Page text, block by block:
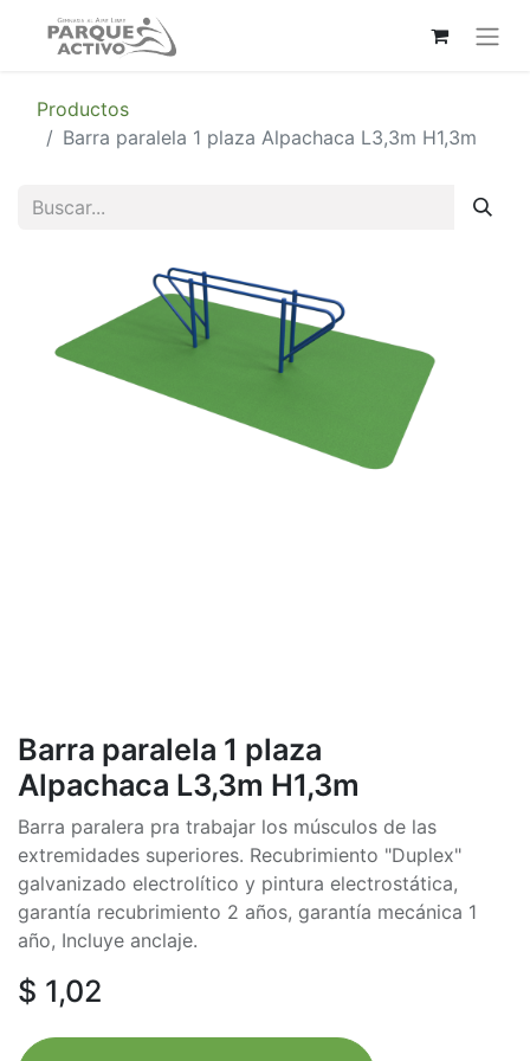
Productos
Barra paralela 1 plaza Alpachaca L3,3m H1,3m
Barra paralela 1 plaza
Alpachaca L3,3m H1,3m
Barra paralera pra trabajar los músculos de las
extremidades superiores. Recubrimiento "Duplex"
galvanizado electrolítico y pintura electrostática,
garantía recubrimiento 2 años, garantía mecánica 1
año, Incluye anclaje.
$ 1,02